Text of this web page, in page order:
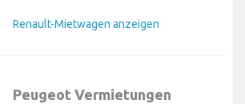
Renault-Mietwagen anzeigen
Peugeot Vermietungen